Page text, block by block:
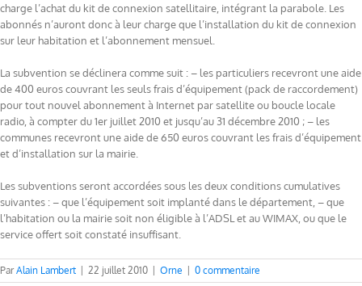
charge l’achat du kit de connexion satellitaire, intégrant la parabole. Les
abonnés n’auront donc à leur charge que l’installation du kit de connexion
sur leur habitation et l’abonnement mensuel.
La subvention se déclinera comme suit : – les particuliers recevront une aide
de 400 euros couvrant les seuls frais d’équipement (pack de raccordement)
pour tout nouvel abonnement à Internet par satellite ou boucle locale
radio, à compter du 1er juillet 2010 et jusqu’au 31 décembre 2010 ; – les
communes recevront une aide de 650 euros couvrant les frais d’équipement
et d’installation sur la mairie.
Les subventions seront accordées sous les deux conditions cumulatives
suivantes : – que l’équipement soit implanté dans le département, – que
l’habitation ou la mairie soit non éligible à l’ADSL et au WIMAX, ou que le
service offert soit constaté insuffisant.
ParAlain Lambert 22 juillet 2010 Orne 0 commentaire